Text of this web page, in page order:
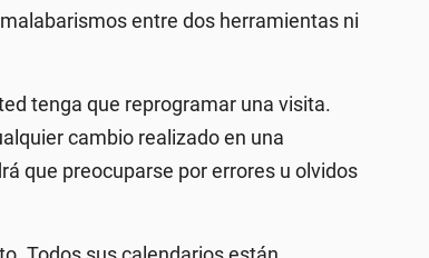
entre dos herramientas ni
tenga que reprogramar una visita.
cambio realizado en una
que preocuparse por errores u olvidos